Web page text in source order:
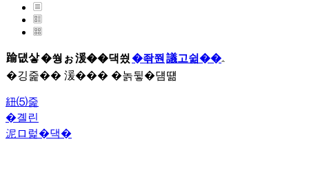
踰덊샇�쒕ぉ湲��댁씠�좎쭨 議고쉶��
�깅줉�� 湲��� �놁뒿�덈떎
紐⑸줉
�곌린
泥ロ럹�댁�